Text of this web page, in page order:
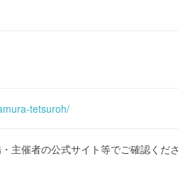
tetsuroh/
主催者の公式サイト等でご確認くださ